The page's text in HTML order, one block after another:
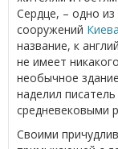
Сердце, – одно
сооружений Киева
название, к
не имеет
необычное
наделил
средневековыми
Своими